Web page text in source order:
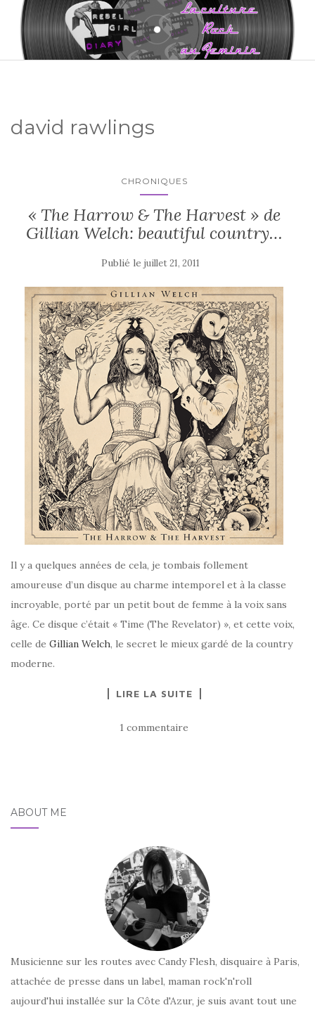
david rawlings
CHRONIQUES
« The Harrow & The Harvest » de
Gillian Welch: beautiful country…
Publié le juillet 21, 2011
Il y a quelques années de cela, je tombais follement
amoureuse d’un disque au charme intemporel et à la classe
incroyable, porté par un petit bout de femme à la voix sans
âge. Ce disque c’était « Time (The Revelator) », et cette voix,
celle de Gillian Welch, le secret le mieux gardé de la country
moderne.
LIRE LA SUITE
1 commentaire
ABOUT ME
Musicienne sur les routes avec Candy Flesh, disquaire à Paris,
attachée de presse dans un label, maman rock'n'roll
aujourd'hui installée sur la Côte d'Azur, je suis avant tout une